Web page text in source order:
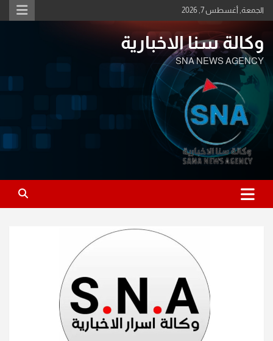
Skip
to
الجمعة, أغسطس 7, 2026
وكالة سنا الاخبارية
SNA NEWS AGENCY